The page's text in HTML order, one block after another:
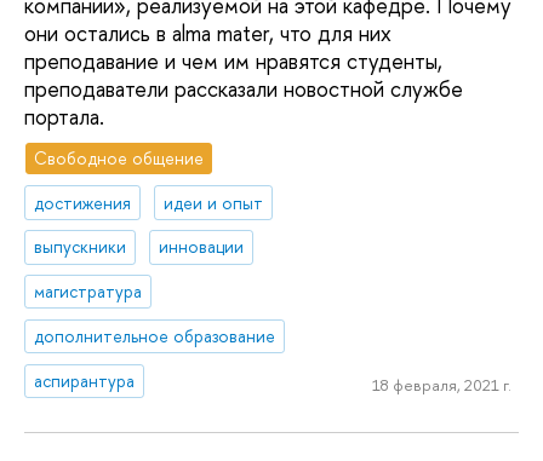
они остались в alma mater, что для них
преподавание и чем им нравятся студенты,
преподаватели рассказали новостной службе
портала.
Свободное общение
достижения
идеи и опыт
выпускники
инновации
магистратура
дополнительное образование
аспирантура
18 февраля, 2021 г.